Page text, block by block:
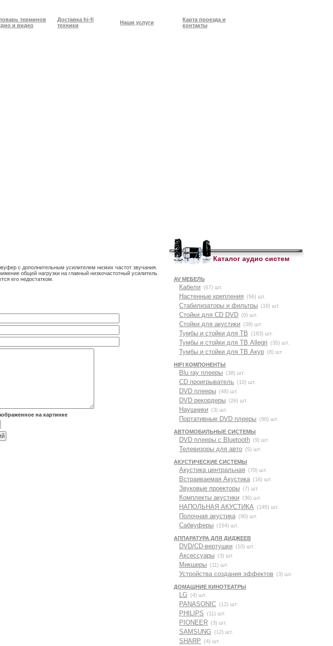
терминов
и видео
Доставка hi-fi
техники
Наши услуги
Карта проезда и
контакты
с дополнительным усилителем низких частот звучания.
общей нагрузки на главный низкочастотный усилитель.
его недостатком.
на картинке
Каталог аудио систем
AV МЕБЕЛЬ
Кабели (67) шт.
Настенные крепления (56) шт.
Стабилизаторы и фильтры (16) шт.
Стойки для CD DVD (0) шт.
Стойки для акустики (39) шт.
Тумбы и стойки для ТВ (183) шт.
Тумбы и стойки для ТВ Allegri (35) шт.
Тумбы и стойки для ТВ Акур (8) шт.
HIFI КОМПОНЕНТЫ
Blu ray плееры (38) шт.
CD проигрыватель (10) шт.
DVD плееры (48) шт.
DVD рекордеры (26) шт.
Наушники (3) шт.
Портативные DVD плееры (90) шт.
АВТОМОБИЛЬНЫЕ СИСТЕМЫ
DVD плееры с Bluetooth (9) шт.
Телевизоры для авто (5) шт.
АКУСТИЧЕСКИЕ СИСТЕМЫ
Акустика центральная (70) шт.
Встраиваемая Акустика (16) шт.
Звуковые проекторы (7) шт.
Комплекты акустики (36) шт.
НАПОЛЬНАЯ АКУСТИКА (145) шт.
Полочная акустика (90) шт.
Сабвуферы (154) шт.
АППАРАТУРА ДЛЯ ДИДЖЕЕВ
DVD/CD-вертушки (10) шт.
Аксессуары (3) шт.
Микшеры (11) шт.
Устройства создания эффектов (3) шт.
ДОМАШНИЕ КИНОТЕАТРЫ
LG (4) шт.
PANASONIC (12) шт.
PHILIPS (11) шт.
PIONEER (3) шт.
SAMSUNG (12) шт.
SHARP (4) шт.